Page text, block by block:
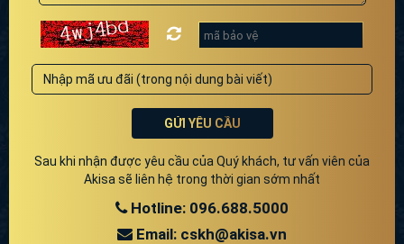
GỬI YÊU CẦU
Sau khi nhận được yêu cầu của Quý khách, tư vấn viên của
Akisa sẽ liên hệ trong thời gian sớm nhất
Hotline: 096.688.5000
Email: cskh@akisa.vn